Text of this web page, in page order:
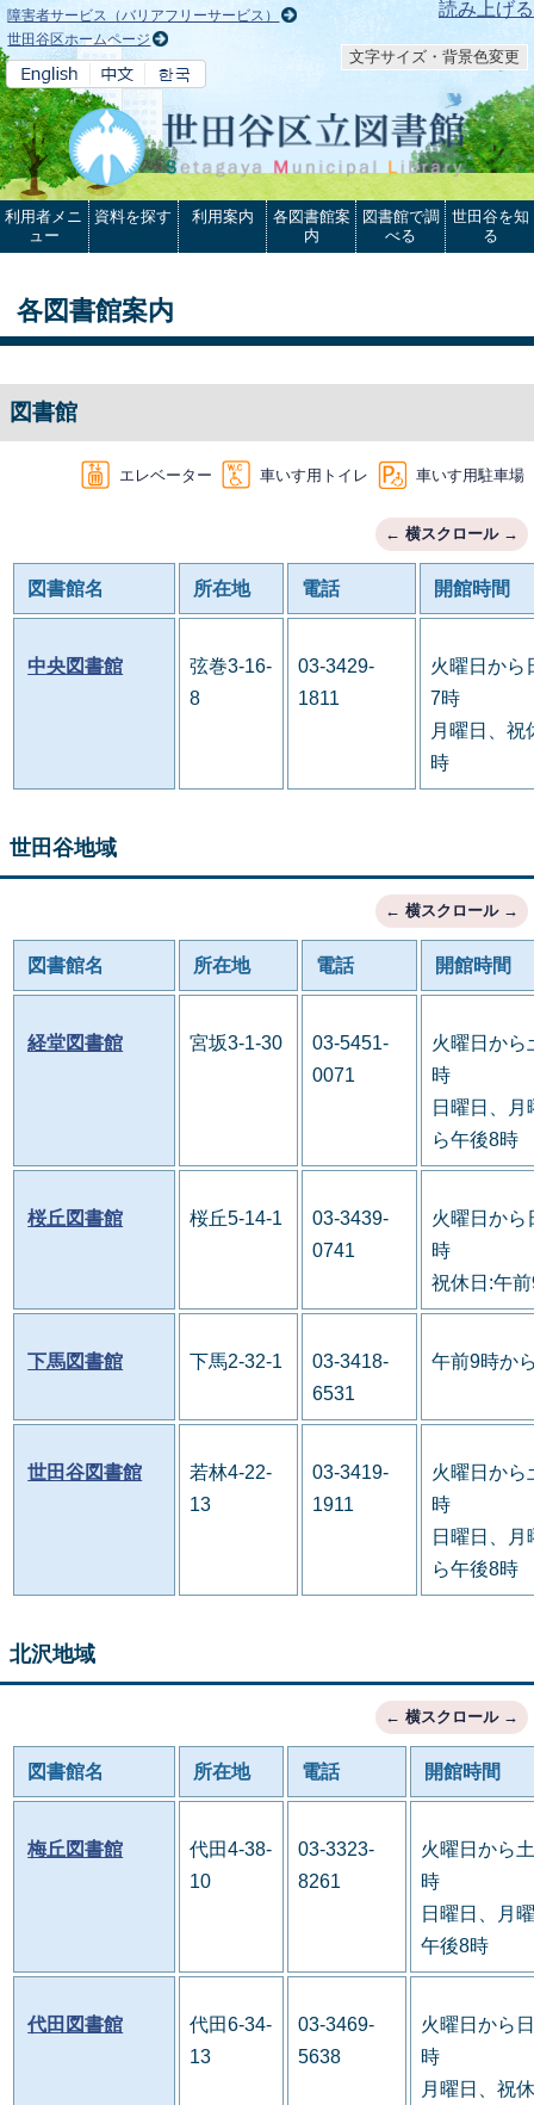
本文へ 読み上げる
障害者サービス（バリアフリーサービス）
世田谷区ホームページ
文字サイズ・背景色変更
利用者メニ
ュー
資料を探す 利用案内
各図書館案
内
図書館で調
べる
世田谷を知
る
各図書館案内
図書館
エレベーター 車いす用トイレ 車いす用駐車場
図書館名 所在地 電話 開館時間
中央図書館
弦巻3-16-
8
03-3429-
1811
火曜日から
7時
月曜日、祝
時
世田谷地域
図書館名 所在地 電話 開館時間
経堂図書館 宮坂3-1-30
03-5451-
0071
火曜日から
時
日曜日、
ら午後8時
桜丘図書館 桜丘5-14-1
03-3439-
0741
火曜日から
時
祝休日:午
下馬図書館 下馬2-32-1
03-3418-
6531
午前9時か
世田谷図書館
若林4-22-
13
03-3419-
1911
火曜日から
時
日曜日、
ら午後8時
北沢地域
図書館名 所在地 電話 開館時間
梅丘図書館
代田4-38-
10
03-3323-
8261
火曜日から
時
日曜日、月
午後8時
代田図書館
代田6-34-
13
03-3469-
5638
火曜日から
時
月曜日、祝